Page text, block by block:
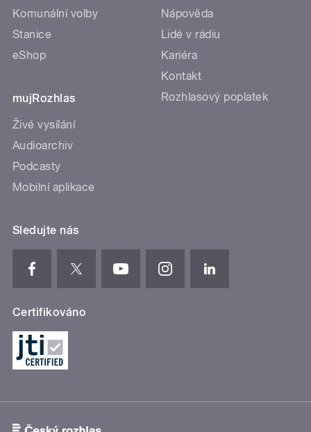
Komunální volby
Stanice
eShop
mujRozhlas
Živé vysílání
Audioarchiv
Podcasty
Mobilní aplikace
Nápověda
Lidé v rádiu
Kariéra
Kontakt
Rozhlasový poplatek
Sledujte nás
Certifikováno